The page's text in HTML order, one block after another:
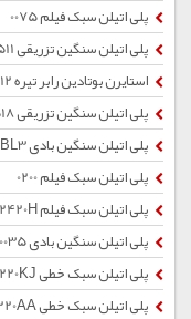
پلی اتیلن سبک فیلم 0075
پلی اتیلن سنگین تزریقی 52511
استایرن بوتادین رابر تیره 1712
پلی اتیلن سنگین تزریقی 52518
پلی اتیلن سنگین بادی BL3
پلی اتیلن سبک فیلم 0200
پلی اتیلن سبک فیلم 2420H
پلی اتیلن سنگین بادی 0035
پلی اتیلن سبک خطی 0220KJ
پلی اتیلن سبک خطی 0220AA